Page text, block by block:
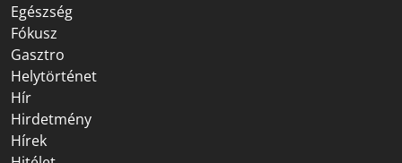
Egészség
Fókusz
Gasztro
Helytörténet
Hír
Hirdetmény
Hírek